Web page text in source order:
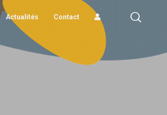
Actualités Contact
Actualités Contact